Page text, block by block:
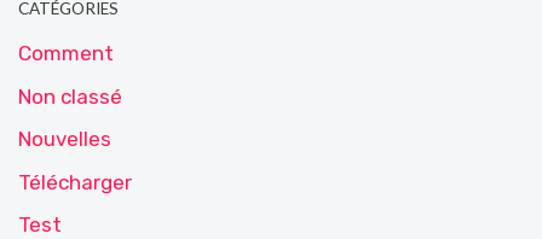
CATÉGORIES
Comment
Non classé
Nouvelles
Télécharger
Test